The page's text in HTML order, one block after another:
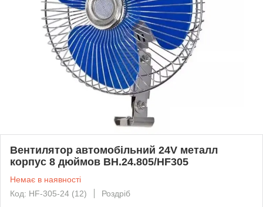
Вентилятор автомобільний 24V металл
корпус 8 дюймов BH.24.805/HF305
Немає в наявності
Код: HF-305-24 (12)
Роздріб